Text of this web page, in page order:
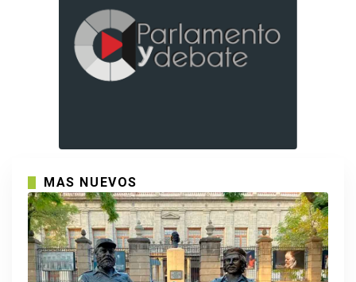
MAS NUEVOS